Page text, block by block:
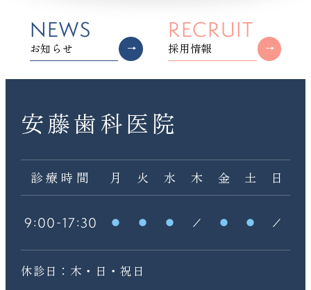
NEWS
お知らせ
RECRUIT
採用情報
安藤歯科医院
診療時間 月 火 水 木 金 土 日
9:00-17:30
休診日：木・日・祝日